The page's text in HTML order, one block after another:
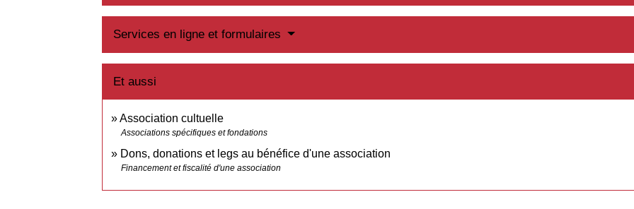
Services en ligne et formulaires
Et aussi
Association cultuelle
Associations spécifiques et fondations
Dons, donations et legs au bénéfice d'une association
Financement et fiscalité d'une association